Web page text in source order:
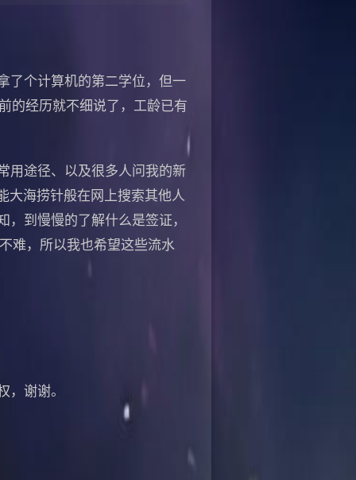
个计算机的第二学位，但一
的经历就不细说了，工龄已有
途径、以及很多人问我的新
大海捞针般在网上搜索其他人
到慢慢的了解什么是签证，
难，所以我也希望这些流水
谢谢。